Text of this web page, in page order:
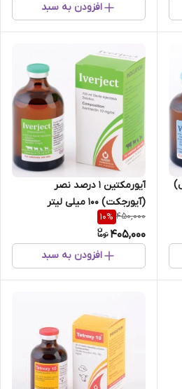
افزودن به سبد
آیورمکتین 1 درصد نصر
(آیورجکت) ۱۰۰ میلی لیتر
450,000
10%
405,000
افزودن به سبد